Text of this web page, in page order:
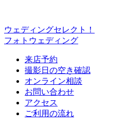
ウェディングセレクト！
フォトウェディング
来店予約
撮影日の空き確認
オンライン相談
お問い合わせ
アクセス
ご利用の流れ